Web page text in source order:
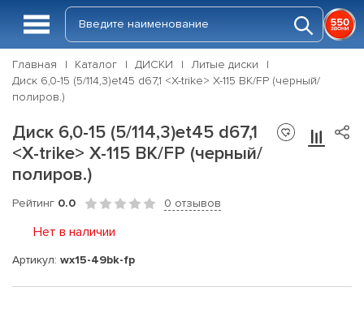
Главная Каталог ДИСКИ
Литые диски
Диск 6,0-15 (5/114,3)et45 d67,1 <X-trike> X-115 BK/FP (черный/
полиров.)
Диск 6,0-15 (5/114,3)et45 d67,1
<X-trike> X-115 BK/FP (черный/
полиров.)
Рейтинг 0.0 0 отзывов
Нет в наличии
Артикул: wx15-49bk-fp